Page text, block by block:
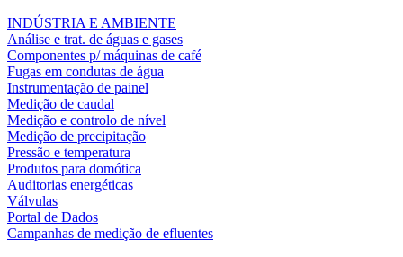
INDÚSTRIA E AMBIENTE
Análise e trat. de águas e gases
Componentes p/ máquinas de café
Fugas em condutas de água
Instrumentação de painel
Medição de caudal
Medição e controlo de nível
Medição de precipitação
Pressão e temperatura
Produtos para domótica
Auditorias energéticas
Válvulas
Portal de Dados
Campanhas de medição de efluentes